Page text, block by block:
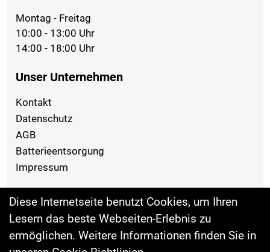
Montag - Freitag
10:00 - 13:00 Uhr
14:00 - 18:00 Uhr
Unser Unternehmen
Kontakt
Datenschutz
AGB
Batterieentsorgung
Impressum
Ihr Einkauf
Top Artikel
Diese Internetseite benutzt Cookies, um Ihren
Lesern das beste Webseiten-Erlebnis zu
ermöglichen. Weitere Informationen finden Sie in